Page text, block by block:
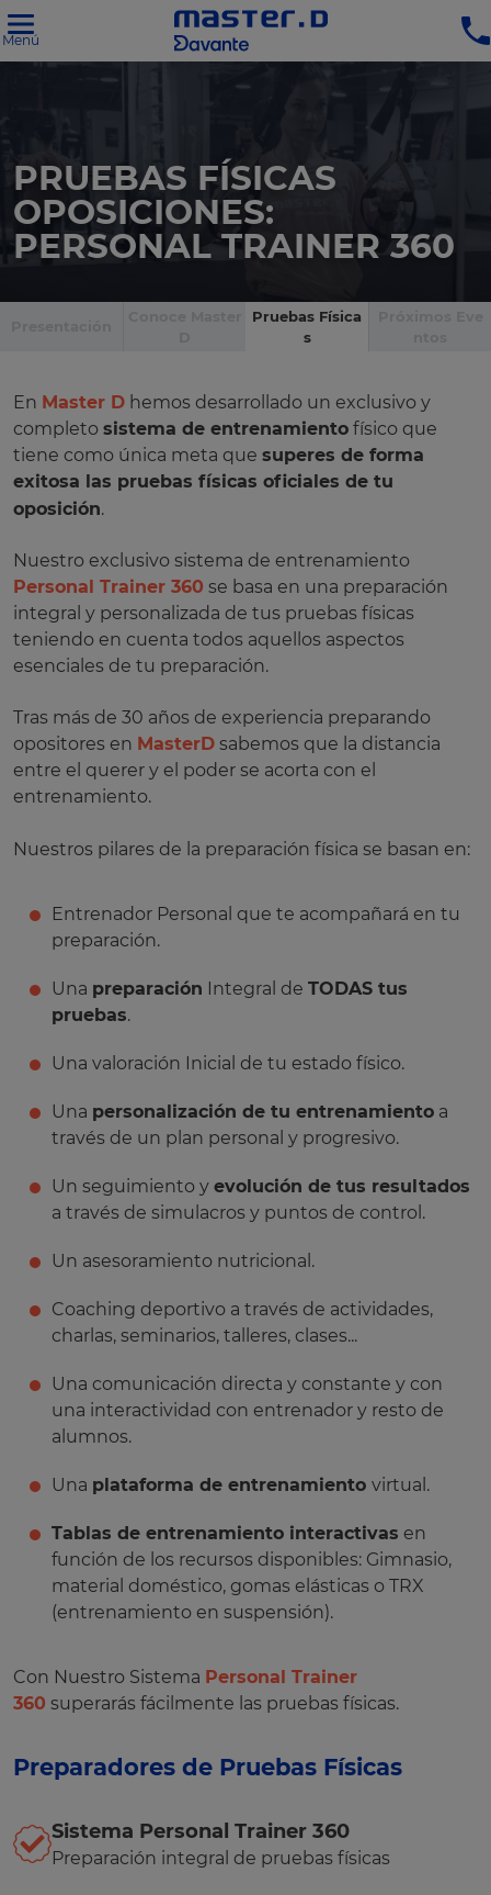
Menú
PRUEBAS FÍSICAS
OPOSICIONES:
PERSONAL TRAINER 360
Pruebas Física
s
En Master D hemos desarrollado un exclusivo y
completo sistema de entrenamiento físico que
tiene como única meta que superes de forma
exitosa las pruebas físicas oficiales de tu
oposición.
Nuestro exclusivo sistema de entrenamiento
Personal Trainer 360 se basa en una preparación
integral y personalizada de tus pruebas físicas
teniendo en cuenta todos aquellos aspectos
esenciales de tu preparación.
Tras más de 30 años de experiencia preparando
opositores en MasterD sabemos que la distancia
entre el querer y el poder se acorta con el
entrenamiento.
Nuestros pilares de la preparación física se basan en:
Entrenador Personal que te acompañará en tu
preparación.
Una preparación Integral de TODAS tus
pruebas.
Una valoración Inicial de tu estado físico.
Una personalización de tu entrenamiento a
través de un plan personal y progresivo.
Un seguimiento y evolución de tus resultados
a través de simulacros y puntos de control.
Un asesoramiento nutricional.
Coaching deportivo a través de actividades,
charlas, seminarios, talleres, clases...
Una comunicación directa y constante y con
una interactividad con entrenador y resto de
alumnos.
Una plataforma de entrenamiento virtual.
Tablas de entrenamiento interactivas en
función de los recursos disponibles: Gimnasio,
material doméstico, gomas elásticas o TRX
(entrenamiento en suspensión).
Con Nuestro Sistema Personal Trainer
360 superarás fácilmente las pruebas físicas.
Preparadores de Pruebas Físicas
Sistema Personal Trainer 360
Preparación integral de pruebas físicas